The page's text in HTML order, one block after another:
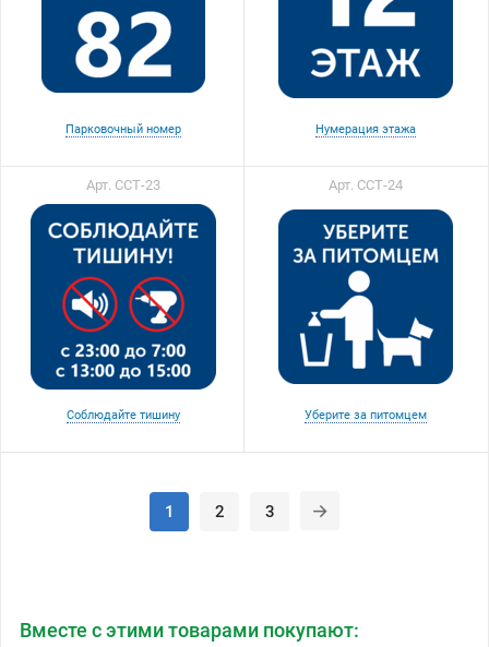
Парковочный номер Нумерация этажа
Арт. ССТ-23
Соблюдайте тишину
Арт. ССТ-24
Уберите за питомцем
1 2 3
Вместе с этими товарами покупают: